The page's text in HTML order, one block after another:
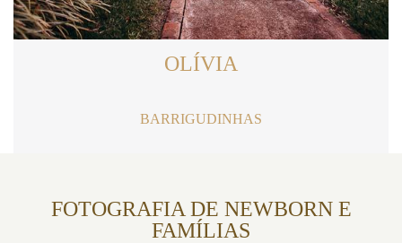
OLÍVIA
BARRIGUDINHAS
FOTOGRAFIA DE NEWBORN E
FAMÍLIAS